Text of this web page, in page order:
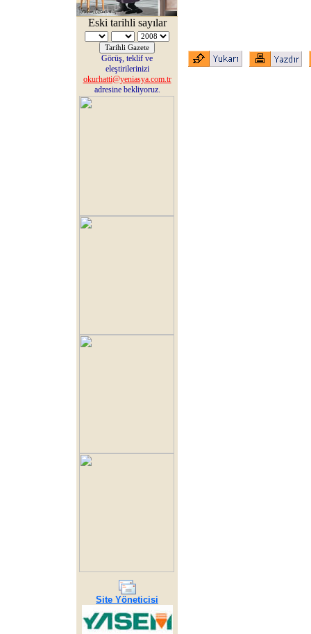
Eski tarihli sayılar
Görüş, teklif ve
eleştirilerinizi
okurhatti@yeniasya.com.tr
adresine bekliyoruz.
Site Yöneticisi